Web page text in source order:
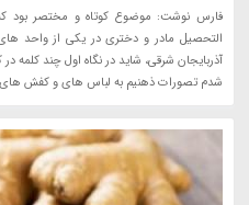
فارس نوشت: موضوع کوتاه و مختصر بود که
التحصیل مادر و دختری در یکی از واحد
آذربایجان شرقی، شاید در نگاه اول چند
شدم تصورات ذهنیم به لباس های و کفش